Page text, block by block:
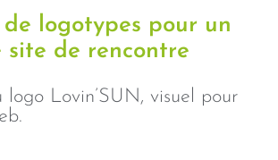
logotypes pour un
site de rencontre
Lovin’SUN, visuel pour